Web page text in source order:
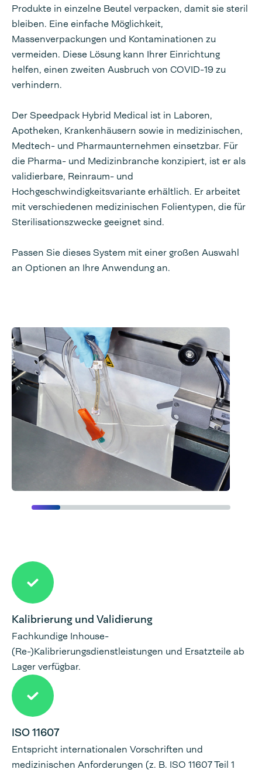
Produkte in einzelne Beutel verpacken, damit sie steril
bleiben. Eine einfache Möglichkeit,
Massenverpackungen und Kontaminationen zu
vermeiden. Diese Lösung kann Ihrer Einrichtung
helfen, einen zweiten Ausbruch von COVID-19 zu
verhindern.
Der Speedpack Hybrid Medical ist in Laboren,
Apotheken, Krankenhäusern sowie in medizinischen,
Medtech- und Pharmaunternehmen einsetzbar. Für
die Pharma- und Medizinbranche konzipiert, ist er als
validierbare, Reinraum- und
Hochgeschwindigkeitsvariante erhältlich. Er arbeitet
mit verschiedenen medizinischen Folientypen, die für
Sterilisationszwecke geeignet sind.
Passen Sie dieses System mit einer großen Auswahl
an Optionen an Ihre Anwendung an.
Kalibrierung und Validierung
Fachkundige Inhouse-
(Re-)Kalibrierungsdienstleistungen und Ersatzteile ab
Lager verfügbar.
ISO 11607
Entspricht internationalen Vorschriften und
medizinischen Anforderungen (z. B. ISO 11607 Teil 1